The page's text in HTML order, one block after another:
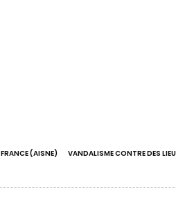
FRANCE (AISNE) VANDALISME CONTRE DES